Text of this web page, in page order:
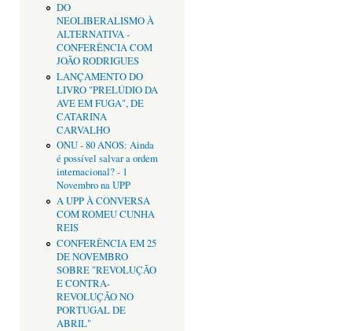
DO
NEOLIBERALISMO À
ALTERNATIVA -
CONFERÊNCIA COM
JOÃO RODRIGUES
LANÇAMENTO DO
LIVRO "PRELÚDIO DA
AVE EM FUGA", DE
CATARINA
CARVALHO
ONU - 80 ANOS: Ainda
é possível salvar a ordem
internacional? - 1
Novembro na UPP
A UPP À CONVERSA
COM ROMEU CUNHA
REIS
CONFERÊNCIA EM 25
DE NOVEMBRO
SOBRE "REVOLUÇÃO
E CONTRA-
REVOLUÇÃO NO
PORTUGAL DE
ABRIL"